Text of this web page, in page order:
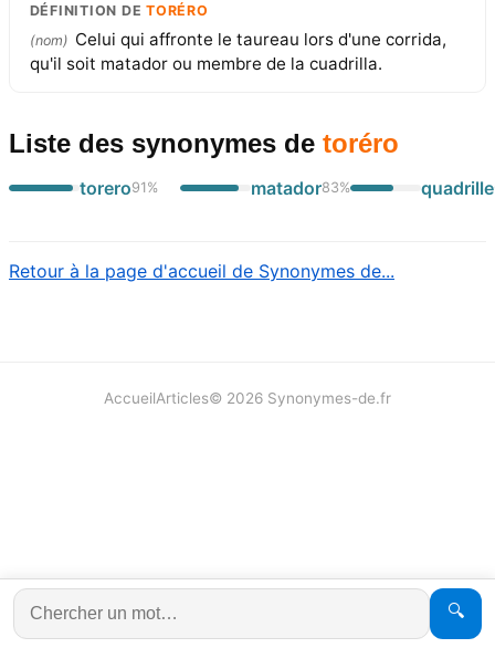
DÉFINITION DETORÉRO
(nom) Celui qui affronte le taureau lors d'une corrida,
qu'il soit matador ou membre de la cuadrilla.
Liste des synonymes de toréro
torero91 % matador83% quadrille
Retour à la page d'accueil de Synonymes de...
🔍
AccueilArticles© 2026 Synonymes-de.fr